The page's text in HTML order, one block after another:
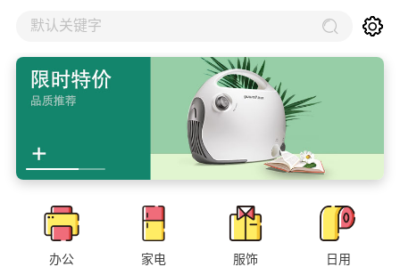
默认关键字
办公 家电 服饰 日用